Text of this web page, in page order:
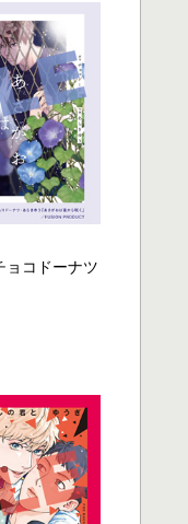
ョコドーナツ